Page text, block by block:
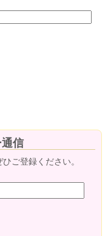
信
ご登録ください。